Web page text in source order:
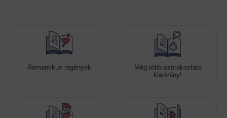
Romantikus regények
Még több szórakoztató
kiadvány!